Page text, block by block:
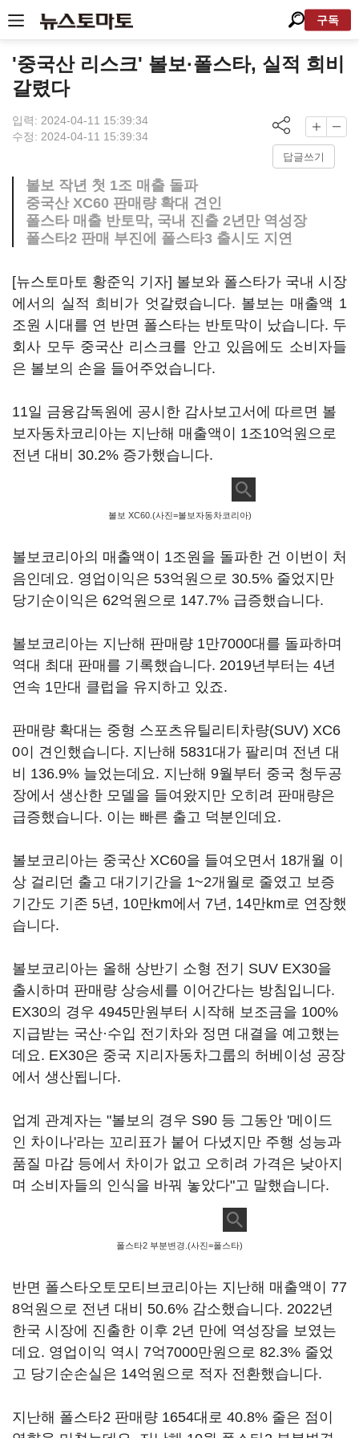
구독
'중국산 리스크' 볼보·폴스타, 실적 희비
갈렸다
입력: 2024-04-11 15:39:34
수정: 2024-04-11 15:39:34
답글쓰기
볼보 작년 첫 1조 매출 돌파
중국산 XC60 판매량 확대 견인
폴스타 매출 반토막, 국내 진출 2년만 역성장
폴스타2 판매 부진에 폴스타3 출시도 지연
[뉴스토마토 황준익 기자] 볼보와 폴스타가 국내 시장
에서의 실적 희비가 엇갈렸습니다. 볼보는 매출액 1
조원 시대를 연 반면 폴스타는 반토막이 났습니다. 두
회사 모두 중국산 리스크를 안고 있음에도 소비자들
은 볼보의 손을 들어주었습니다.
11일 금융감독원에 공시한 감사보고서에 따르면 볼
보자동차코리아는 지난해 매출액이 1조10억원으로
전년 대비 30.2% 증가했습니다.
볼보 XC60.(사진=볼보자동차코리아)
볼보코리아의 매출액이 1조원을 돌파한 건 이번이 처
음인데요. 영업이익은 53억원으로 30.5% 줄었지만
당기순이익은 62억원으로 147.7% 급증했습니다.
볼보코리아는 지난해 판매량 1만7000대를 돌파하며
역대 최대 판매를 기록했습니다. 2019년부터는 4년
연속 1만대 클럽을 유지하고 있죠.
판매량 확대는 중형 스포츠유틸리티차량(SUV) XC6
0이 견인했습니다. 지난해 5831대가 팔리며 전년 대
비 136.9% 늘었는데요. 지난해 9월부터 중국 청두공
장에서 생산한 모델을 들여왔지만 오히려 판매량은
급증했습니다. 이는 빠른 출고 덕분인데요.
볼보코리아는 중국산 XC60을 들여오면서 18개월 이
상 걸리던 출고 대기기간을 1~2개월로 줄였고 보증
기간도 기존 5년, 10만km에서 7년, 14만km로 연장했
습니다.
볼보코리아는 올해 상반기 소형 전기 SUV EX30을
출시하며 판매량 상승세를 이어간다는 방침입니다.
EX30의 경우 4945만원부터 시작해 보조금을 100%
지급받는 국산·수입 전기차와 정면 대결을 예고했는
데요. EX30은 중국 지리자동차그룹의 허베이성 공장
에서 생산됩니다.
업계 관계자는 "볼보의 경우 S90 등 그동안 '메이드
인 차이나'라는 꼬리표가 붙어 다녔지만 주행 성능과
품질 마감 등에서 차이가 없고 오히려 가격은 낮아지
며 소비자들의 인식을 바꿔 놓았다"고 말했습니다.
폴스타2 부분변경.(사진=폴스타)
반면 폴스타오토모티브코리아는 지난해 매출액이 77
8억원으로 전년 대비 50.6% 감소했습니다. 2022년
한국 시장에 진출한 이후 2년 만에 역성장을 보였는
데요. 영업이익 역시 7억7000만원으로 82.3% 줄었
고 당기순손실은 14억원으로 적자 전환했습니다.
지난해 폴스타2 판매량 1654대로 40.8% 줄은 점이